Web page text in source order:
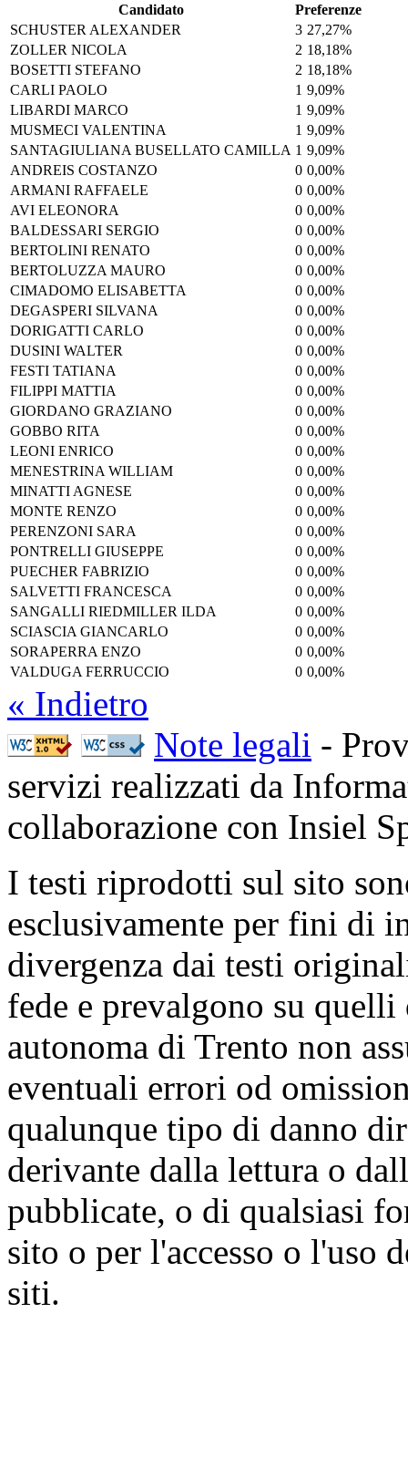
Candidato
Preferenze
SCHUSTER ALEXANDER
3 27,27%
ZOLLER NICOLA
2 18,18%
BOSETTI STEFANO
2 18,18%
CARLI PAOLO
1 9,09%
LIBARDI MARCO
1 9,09%
MUSMECI VALENTINA
1 9,09%
SANTAGIULIANA BUSELLATO CAMILLA 1 9,09%
ANDREIS COSTANZO
0 0,00%
ARMANI RAFFAELE
0 0,00%
AVI ELEONORA
0 0,00%
BALDESSARI SERGIO
0 0,00%
BERTOLINI RENATO
0 0,00%
BERTOLUZZA MAURO
0 0,00%
CIMADOMO ELISABETTA
0 0,00%
DEGASPERI SILVANA
0 0,00%
DORIGATTI CARLO
0 0,00%
DUSINI WALTER
0 0,00%
FESTI TATIANA
0 0,00%
FILIPPI MATTIA
0 0,00%
GIORDANO GRAZIANO
0 0,00%
GOBBO RITA
0 0,00%
LEONI ENRICO
0 0,00%
MENESTRINA WILLIAM
0 0,00%
MINATTI AGNESE
0 0,00%
MONTE RENZO
0 0,00%
PERENZONI SARA
0 0,00%
PONTRELLI GIUSEPPE
0 0,00%
PUECHER FABRIZIO
0 0,00%
SALVETTI FRANCESCA
0 0,00%
SANGALLI RIEDMILLER ILDA
0 0,00%
SCIASCIA GIANCARLO
0 0,00%
SORAPERRA ENZO
0 0,00%
VALDUGA FERRUCCIO
0 0,00%
« Indietro
Note legali -
servizi realizzati da
collaborazione con Insiel
I testi riprodotti sul sito
esclusivamente per fini di
divergenza dai testi
fede e prevalgono su
autonoma di Trento non
eventuali errori od
qualunque tipo di danno
derivante dalla lettura o
pubblicate, o di qualsiasi
sito o per l'accesso o l'uso
siti.